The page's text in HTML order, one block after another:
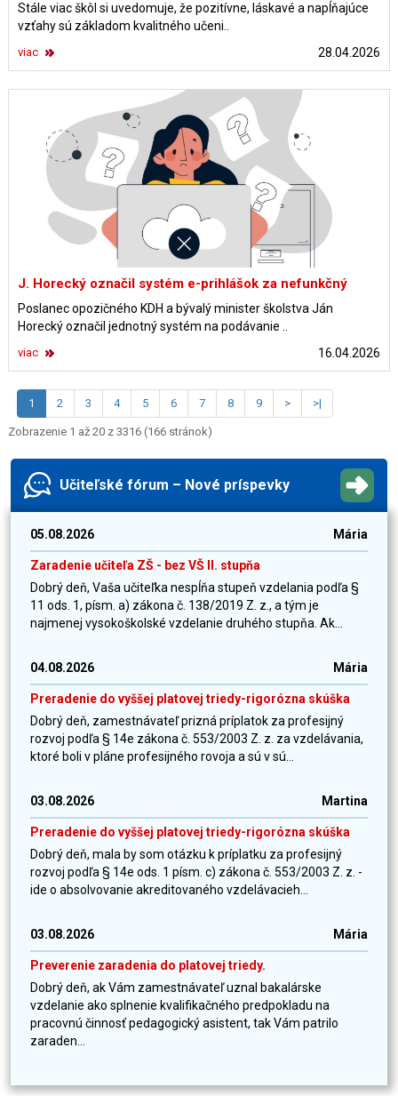
Stále viac škôl si uvedomuje, že pozitívne, láskavé a napĺňajúce
vzťahy sú základom kvalitného učeni..
28.04.2026
viac
J. Horecký označil systém e-prihlášok za nefunkčný
Poslanec opozičného KDH a bývalý minister školstva Ján
Horecký označil jednotný systém na podávanie ..
16.04.2026
viac
1 2 3 4 5 6 7 8 9 > >|
Zobrazenie 1 až 20 z 3316 (166 stránok)
Učiteľské fórum – Nové príspevky
05.08.2026 Mária
Zaradenie učiteľa ZŠ - bez VŠ II. stupňa
Dobrý deň, Vaša učiteľka nespĺňa stupeň vzdelania podľa §
11 ods. 1, písm. a) zákona č. 138/2019 Z. z., a tým je
najmenej vysokoškolské vzdelanie druhého stupňa. Ak...
04.08.2026 Mária
Preradenie do vyššej platovej triedy-rigorózna skúška
Dobrý deň, zamestnávateľ prizná príplatok za profesijný
rozvoj podľa § 14e zákona č. 553/2003 Z. z. za vzdelávania,
ktoré boli v pláne profesijného rovoja a sú v sú...
03.08.2026 Martina
Preradenie do vyššej platovej triedy-rigorózna skúška
Dobrý deň, mala by som otázku k príplatku za profesijný
rozvoj podľa § 14e ods. 1 písm. c) zákona č. 553/2003 Z. z. -
ide o absolvovanie akreditovaného vzdelávacieh...
03.08.2026 Mária
Preverenie zaradenia do platovej triedy.
Dobrý deň, ak Vám zamestnávateľ uznal bakalárske
vzdelanie ako splnenie kvalifikačného predpokladu na
pracovnú činnosť pedagogický asistent, tak Vám patrilo
zaraden...